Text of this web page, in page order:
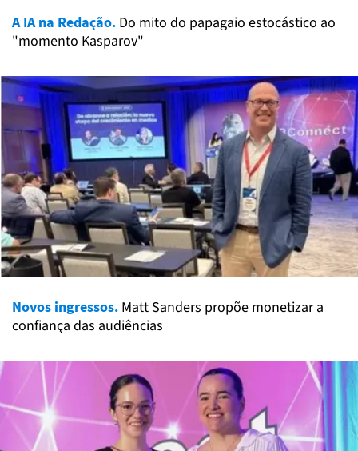
A IA na Redação. Do mito do papagaio estocástico ao
"momento Kasparov"
Novos ingressos. Matt Sanders propõe monetizar a
confiança das audiências